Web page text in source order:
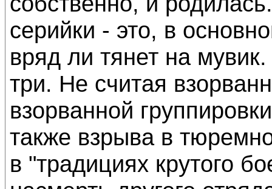
серийки - это, в
вряд ли тянет на
три. Не считая
взорванной
также взрыва в
в "традициях крутого